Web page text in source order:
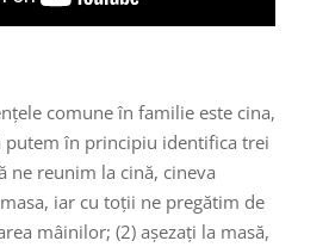
comune în familie este cina,
putem în principiu identifica trei
ne reunim la cină, cineva
iar cu toții ne pregătim de
mâinilor; (2) așezați la masă,